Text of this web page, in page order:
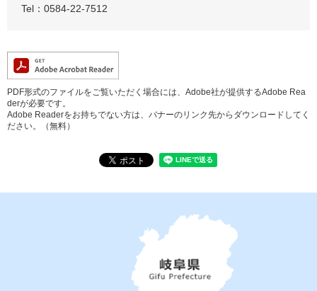
Tel：0584-22-7512
PDF形式のファイルをご覧いただく場合には、Adobe社が提供するAdobe Rea
derが必要です。
Adobe Readerをお持ちでない方は、バナーのリンク先からダウンロードしてく
ださい。（無料）